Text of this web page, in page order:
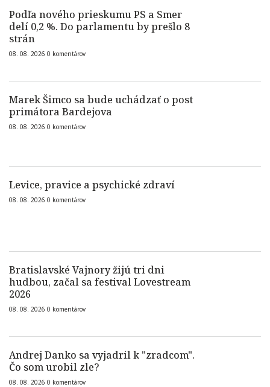
Podľa nového prieskumu PS a Smer
delí 0,2 %. Do parlamentu by prešlo 8
strán
08. 08. 2026 0 komentárov
Marek Šimco sa bude uchádzať o post
primátora Bardejova
08. 08. 2026 0 komentárov
Levice, pravice a psychické zdraví
08. 08. 2026 0 komentárov
Bratislavské Vajnory žijú tri dni
hudbou, začal sa festival Lovestream
2026
08. 08. 2026 0 komentárov
Andrej Danko sa vyjadril k "zradcom".
Čo som urobil zle?
08. 08. 2026 0 komentárov